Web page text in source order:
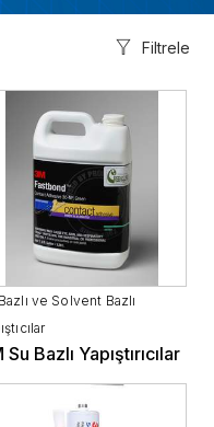
Filtrele
ve Solvent Bazlı
Su Bazlı Yapıştırıcılar